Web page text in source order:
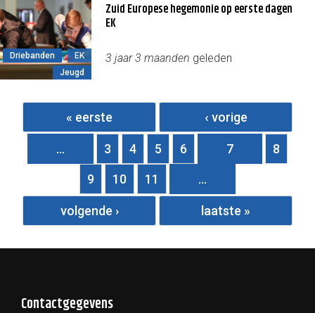
Driebanden
EK
Jeugd
Zuid Europese hegemonie op eerste dagen
EK
3 jaar 3 maanden geleden
Pagina's
« eerste ‹ vorige
… 3 4 5 6 7 8
9 10 11 …
volgende › laatste »
Contactgegevens